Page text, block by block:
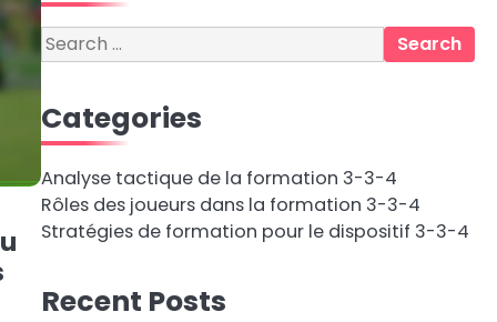
Search
for:
Categories
Analyse tactique de la formation 3-3-4
Rôles des joueurs dans la formation 3-3-4
Stratégies de formation pour le dispositif 3-3-4
Recent Posts